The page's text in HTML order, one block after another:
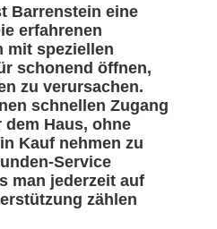
Barrenstein eine
erfahrenen
mit speziellen
schonend öffnen,
zu verursachen.
schnellen Zugang
Haus, ohne
Kauf nehmen zu
Service
man jederzeit auf
zählen